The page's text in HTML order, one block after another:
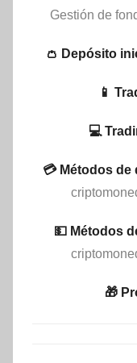
Gestión de
👛 Depósito
📱
💻
💳 Métodos de
💵​ Métodos
🎁